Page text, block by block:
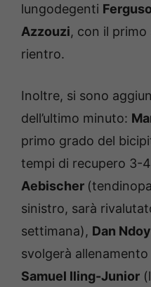
lungodegenti
Azzouzi, con il primo
rientro.
Inoltre, si sono
dell’ultimo minuto:
primo grado del
tempi di recupero 3-
Aebischer
sinistro, sarà
settimana), Dan
svolgerà
Samuel Iling-Junior